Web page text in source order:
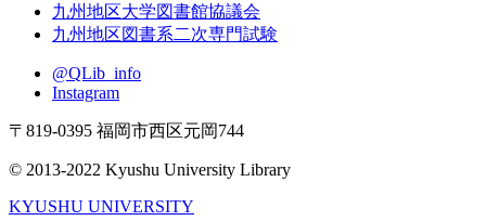
九州地区大学図書館協議会
九州地区図書系二次専門試験
@QLib_info
Instagram
〒819-0395 福岡市西区元岡744
© 2013-2022 Kyushu University Library
KYUSHU UNIVERSITY